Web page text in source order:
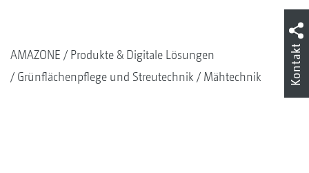
AMAZONE
Produkte & Digitale Lösungen
Grünflächenpflege und Streutechnik
Mähtechnik Kontakt